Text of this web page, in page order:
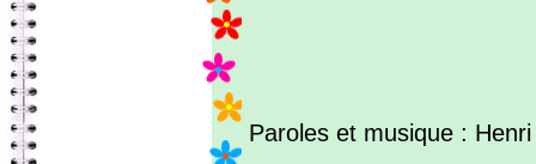
Paroles et musique :